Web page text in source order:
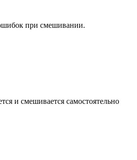
при смешивании.
и смешивается самостоятельно